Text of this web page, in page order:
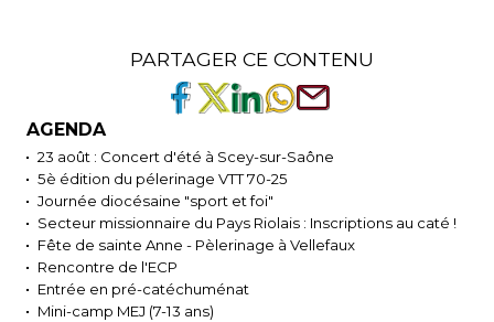
PARTAGER CE CONTENU
AGENDA
23 août : Concert d'été à Scey-sur-Saône
5è édition du pélerinage VTT 70-25
Journée diocésaine "sport et foi"
Secteur missionnaire du Pays Riolais : Inscriptions au caté !
Fête de sainte Anne - Pèlerinage à Vellefaux
Rencontre de l'ECP
Entrée en pré-catéchuménat
Mini-camp MEJ (7-13 ans)